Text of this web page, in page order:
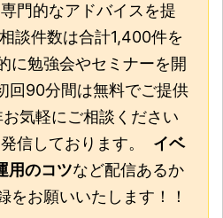
門的なアドバイスを提
談件数は合計1,400件を
に勉強会やセミナーを開
回90分間は無料でご提供
気軽にご相談ください
信しております。 イベ
用のコツなど配信あるか
をお願いいたします！！